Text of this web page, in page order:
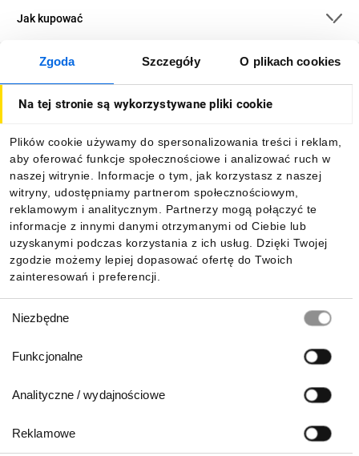
Zgoda Szczegóły O plikach cookies
Na tej stronie są wykorzystywane pliki cookie
Plików cookie używamy do spersonalizowania treści i reklam,
aby oferować funkcje społecznościowe i analizować ruch w
naszej witrynie. Informacje o tym, jak korzystasz z naszej
witryny, udostępniamy partnerom społecznościowym,
reklamowym i analitycznym. Partnerzy mogą połączyć te
informacje z innymi danymi otrzymanymi od Ciebie lub
uzyskanymi podczas korzystania z ich usług. Dzięki Twojej
zgodzie możemy lepiej dopasować ofertę do Twoich
zainteresowań i preferencji.
zgody
Niezbędne
Funkcjonalne
Analityczne / wydajnościowe
Reklamowe
Jak kupować
O firmie
Informacje
Pobierz naszą aplikację mobilną: